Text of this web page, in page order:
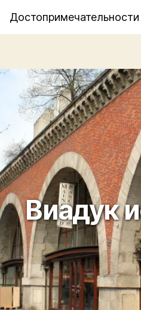
Достопримечательности
Виадук